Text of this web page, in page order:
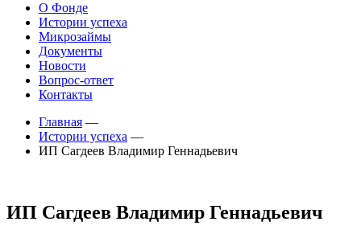
О Фонде
Истории успеха
Микрозаймы
Документы
Новости
Вопрос-ответ
Контакты
Главная —
Истории успеха —
ИП Сагдеев Владимир Геннадьевич
ИП Сагдеев Владимир Геннадьевич